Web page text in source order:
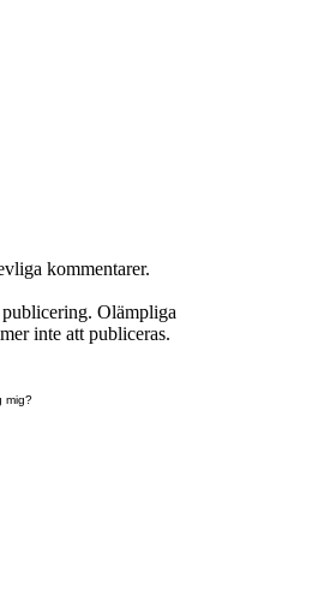
kommentarer.
publicering. Olämpliga
inte att publiceras.
mig?